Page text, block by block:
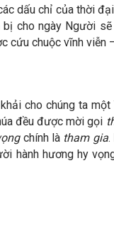
dấu chỉ của thời
cho ngày Người
cứu chuộc vĩnh viễn
cho chúng ta
đều được mời gọi
chính là tham gia.
hành hương hy